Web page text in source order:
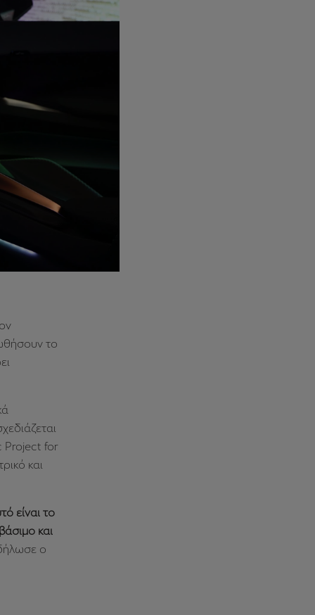
το
Project for
και
είναι το
και
δήλωσε ο